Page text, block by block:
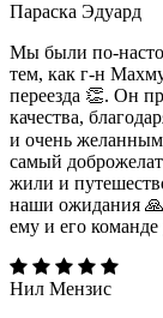
Параска Эдуард
Мы были по-
тем, как г-н
переезда 👏. Он
качества,
и очень
самый
жили и
наши ожидания
ему и его
Нил Мензис